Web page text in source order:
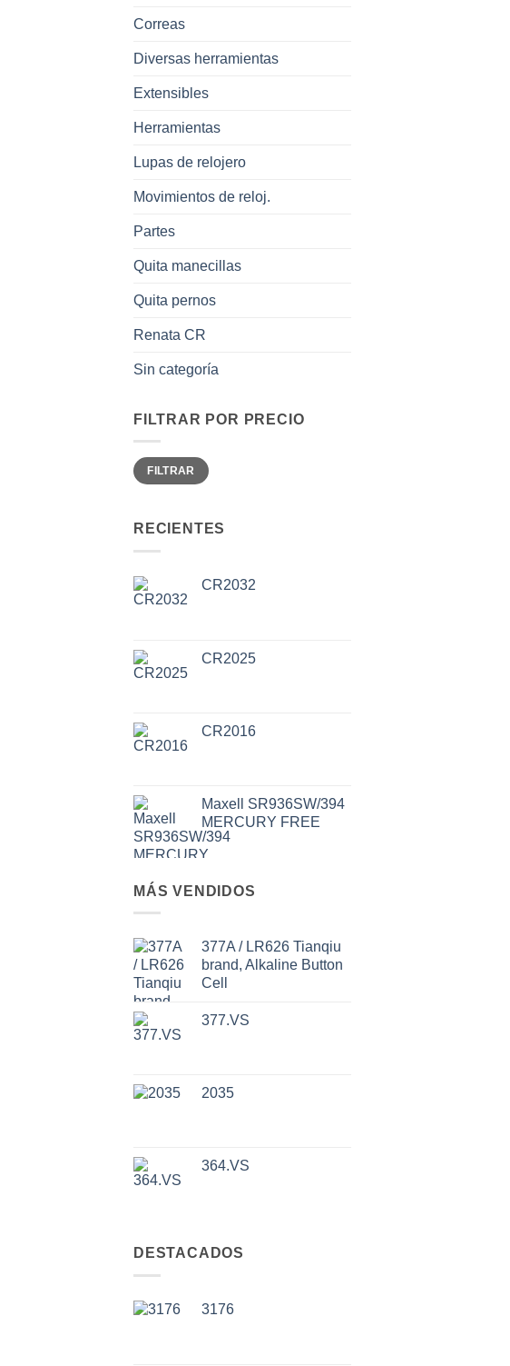
Correas
Diversas herramientas
Extensibles
Herramientas
Lupas de relojero
Movimientos de reloj.
Partes
Quita manecillas
Quita pernos
Renata CR
Sin categoría
FILTRAR POR PRECIO
Precio
mínimo
Precio
máximo
FILTRAR
RECIENTES
CR2032
CR2025
CR2016
Maxell SR936SW/394
MERCURY FREE
MÁS VENDIDOS
377A / LR626 Tianqiu
brand, Alkaline Button
Cell
377.VS
2035
364.VS
DESTACADOS
3176